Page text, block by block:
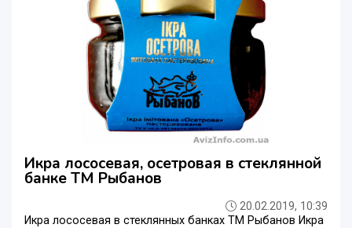
Икра лососевая, осетровая в стеклянной
банке ТМ Рыбанов
20.02.2019, 10:39
Икра лососевая в стеклянных банках ТМ Рыбанов Икра